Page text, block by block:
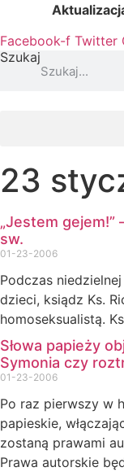
treści
Aktualizacja
Facebook-f Twitter
Szukaj
23
„Jestem gejem!”
sw.
01-23-2006
Podczas
dzieci, ksiądz Ks.
homoseksualistą.
Słowa papieży
Symonia czy
01-23-2006
Po raz pierwszy w
papieskie,
zostaną prawami
Prawa autorskie